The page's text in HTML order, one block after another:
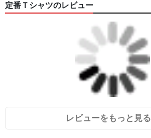
定番Ｔシャツのレビュー
レビューをもっと見る